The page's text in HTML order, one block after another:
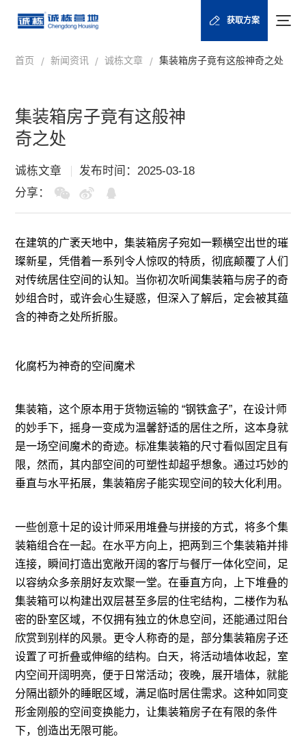
获取方案
首页 / 新闻资讯 / 诚栋文章 / 集装箱房子竟有这般神奇之处
集装箱房子竟有这般神
奇之处
诚栋文章
发布时间：2025-03-18
分享：
在建筑的广袤天地中，集装箱房子宛如一颗横空出世的璀
璨新星，凭借着一系列令人惊叹的特质，彻底颠覆了人们
对传统居住空间的认知。当你初次听闻集装箱与房子的奇
妙组合时，或许会心生疑惑，但深入了解后，定会被其蕴
含的神奇之处所折服。
化腐朽为神奇的空间魔术
集装箱，这个原本用于货物运输的 “钢铁盒子”，在设计师
的妙手下，摇身一变成为温馨舒适的居住之所，这本身就
是一场空间魔术的奇迹。标准集装箱的尺寸看似固定且有
限，然而，其内部空间的可塑性却超乎想象。通过巧妙的
垂直与水平拓展，集装箱房子能实现空间的较大化利用。
一些创意十足的设计师采用堆叠与拼接的方式，将多个集
装箱组合在一起。在水平方向上，把两到三个集装箱并排
连接，瞬间打造出宽敞开阔的客厅与餐厅一体化空间，足
以容纳众多亲朋好友欢聚一堂。在垂直方向，上下堆叠的
集装箱可以构建出双层甚至多层的住宅结构，二楼作为私
密的卧室区域，不仅拥有独立的休息空间，还能通过阳台
欣赏到别样的风景。更令人称奇的是，部分集装箱房子还
设置了可折叠或伸缩的结构。白天，将活动墙体收起，室
内空间开阔明亮，便于日常活动；夜晚，展开墙体，就能
分隔出额外的睡眠区域，满足临时居住需求。这种如同变
形金刚般的空间变换能力，让集装箱房子在有限的条件
下，创造出无限可能。